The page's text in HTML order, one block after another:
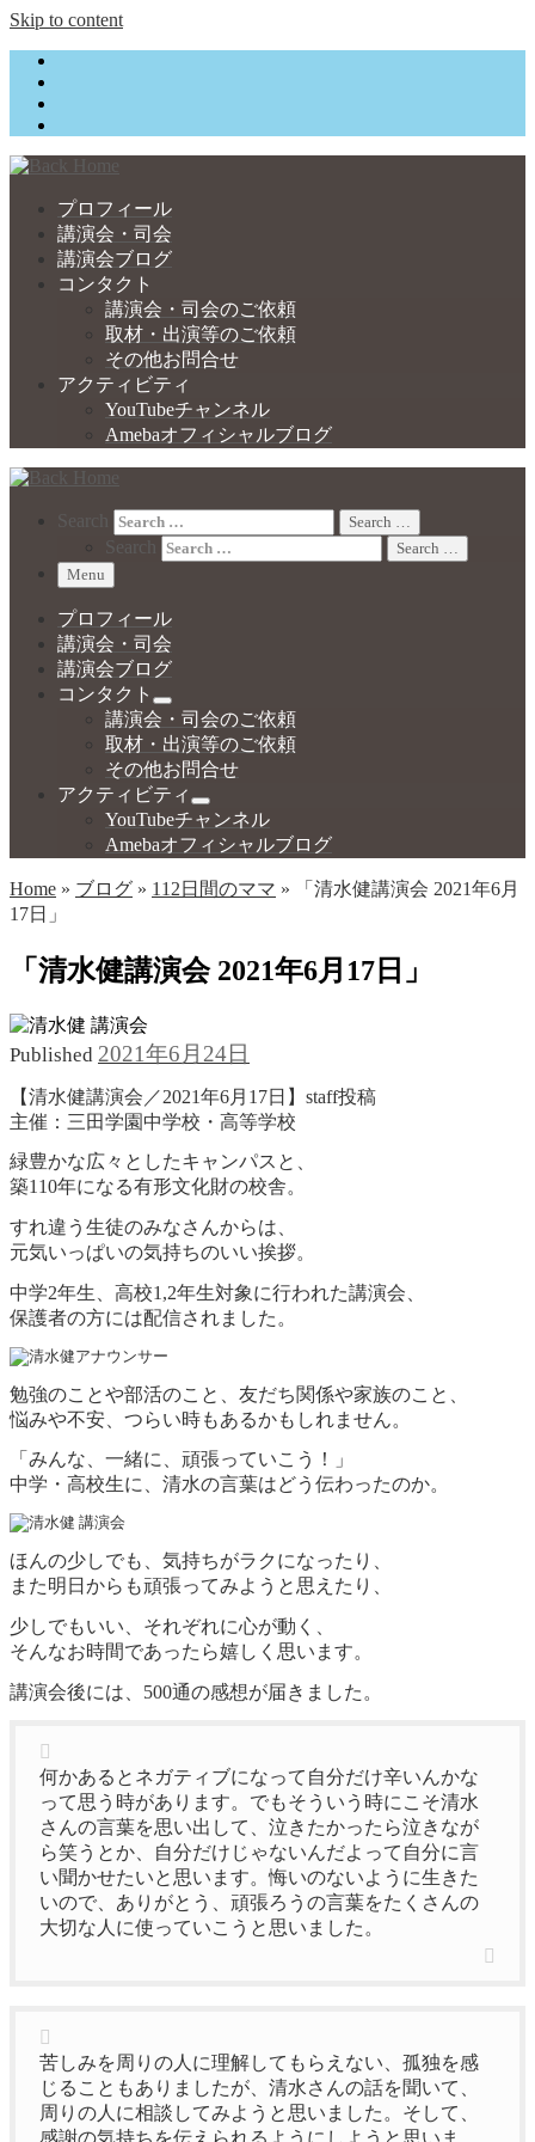
Skip to content
プロフィール
講演会・司会
講演会ブログ
コンタクト
講演会・司会のご依頼
取材・出演等のご依頼
その他お問合せ
アクティビティ
YouTubeチャンネル
Amebaオフィシャルブログ
Search Search …
Search
Search …
Menu
プロフィール
講演会・司会
講演会ブログ
コンタクト
講演会・司会のご依頼
取材・出演等のご依頼
その他お問合せ
アクティビティ
YouTubeチャンネル
Amebaオフィシャルブログ
Home » ブログ » 112日間のママ »
「清水健講演会 2021年6月
17日」
「清水健講演会 2021年6月17日」
Published 2021年6月24日
【清水健講演会／2021年6月17日】staff投稿
主催：三田学園中学校・高等学校
緑豊かな広々としたキャンパスと、
築110年になる有形文化財の校舎。
すれ違う生徒のみなさんからは、
元気いっぱいの気持ちのいい挨拶。
中学2年生、高校1,2年生対象に行われた講演会、
保護者の方には配信されました。
勉強のことや部活のこと、友だち関係や家族のこと、
悩みや不安、つらい時もあるかもしれません。
「みんな、一緒に、頑張っていこう！」
中学・高校生に、清水の言葉はどう伝わったのか。
ほんの少しでも、気持ちがラクになったり、
また明日からも頑張ってみようと思えたり、
少しでもいい、それぞれに心が動く、
そんなお時間であったら嬉しく思います。
講演会後には、500通の感想が届きました。
何かあるとネガティブになって自分だけ辛いんかな
って思う時があります。でもそういう時にこそ清水
さんの言葉を思い出して、泣きたかったら泣きなが
ら笑うとか、自分だけじゃないんだよって自分に言
い聞かせたいと思います。悔いのないように生きた
いので、ありがとう、頑張ろうの言葉をたくさんの
大切な人に使っていこうと思いました。
苦しみを周りの人に理解してもらえない、孤独を感
じることもありましたが、清水さんの話を聞いて、
周りの人に相談してみようと思いました。そして、
感謝の気持ちを伝えられるようにしようと思いま